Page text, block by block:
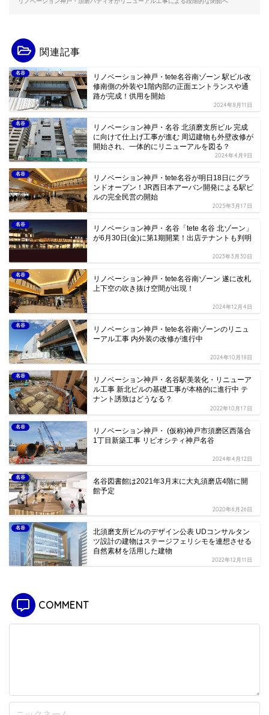
関連記事
名谷
リノベーション神戸・tete名谷南ゾーン 駅ビル改
修南側の外装や1階内部の正面エントランスや通
路が完成！供用を開始
2024年8月11日
名谷
リノベーション神戸・名谷 北須磨支所ビル 完成
に向けて仕上げ工事が進む 周辺建物も外壁改修が
開始され、一体的にリニューアルを図る？
2024年4月9日
名谷
リノベーション神戸・tete名谷が明日18日にグラ
ンドオープン！JR西日本アーバン開発による駅ビ
ルの完全民営の開始
2025年3月17日
名谷
リノベーション神戸・名谷「tete 名谷 北ゾーン」
が6月30日(金)に第1期開業！出店テナントも判明
2023年3月30日
名谷
リノベーション神戸・tete名谷南ゾーン 遂に改札
上下空の吹き抜け空間が出現！
2024年12月4日
名谷
リノベーション神戸・tete名谷南ゾーンのリニュ
ーアル工事 内外装の改修が進行中
2024年10月18日
名谷
リノベーション神戸・名谷駅美装化・リニューア
ル工事 新北ビルの基礎工事が本格的に進行中 テ
ナント誘致はどうなる？
2022年10月17日
名谷
リノベーション神戸・ (仮称)神戸市須磨区西落合
1丁目新築工事 リビオシティ神戸名谷
2024年4月12日
名谷
名谷図書館は2021年3月末に大丸須磨店4階に開
館予定
2020年6月26日
名谷
北須磨支所ビルのデザイン公表 UDコンサルタン
ツ設計の建物はステージフェリシモを連想させる
自然素材を活用した建物
2022年12月11日
COMMENT